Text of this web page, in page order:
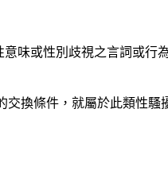
味或性別歧視之言詞或行
換條件，就屬於此類性騷